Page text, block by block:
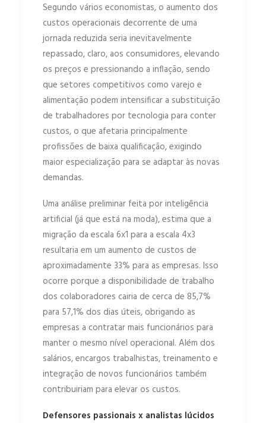
Segundo vários economistas, o aumento dos
custos operacionais decorrente de uma
jornada reduzida seria inevitavelmente
repassado, claro, aos consumidores, elevando
os preços e pressionando a inflação, sendo
que setores competitivos como varejo e
alimentação podem intensificar a substituição
de trabalhadores por tecnologia para conter
custos, o que afetaria principalmente
profissões de baixa qualificação, exigindo
maior especialização para se adaptar às novas
demandas.
Uma análise preliminar feita por inteligência
artificial (já que está na moda), estima que a
migração da escala 6x1 para a escala 4x3
resultaria em um aumento de custos de
aproximadamente 33% para as empresas. Isso
ocorre porque a disponibilidade de trabalho
dos colaboradores cairia de cerca de 85,7%
para 57,1% dos dias úteis, obrigando as
empresas a contratar mais funcionários para
manter o mesmo nível operacional. Além dos
salários, encargos trabalhistas, treinamento e
integração de novos funcionários também
contribuiriam para elevar os custos.
Defensores passionais x analistas lúcidos